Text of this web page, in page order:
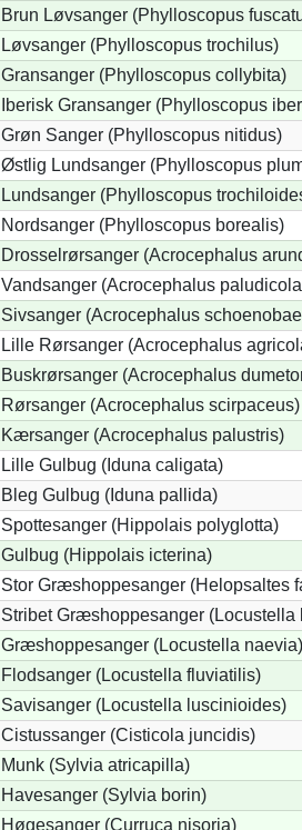
Brun Løvsanger (Phylloscopus
Løvsanger (Phylloscopus trochilus)
Gransanger (Phylloscopus collybita)
Iberisk Gransanger (Phylloscopus
Grøn Sanger (Phylloscopus nitidus)
Østlig Lundsanger (Phylloscopus
Lundsanger (Phylloscopus
Nordsanger (Phylloscopus borealis)
Drosselrørsanger (Acrocephalus
Vandsanger (Acrocephalus
Sivsanger (Acrocephalus
Lille Rørsanger (Acrocephalus
Buskrørsanger (Acrocephalus
Rørsanger (Acrocephalus scirpaceus)
Kærsanger (Acrocephalus palustris)
Lille Gulbug (Iduna caligata)
Bleg Gulbug (Iduna pallida)
Spottesanger (Hippolais polyglotta)
Gulbug (Hippolais icterina)
Stor Græshoppesanger (Helopsaltes
Stribet Græshoppesanger (Locustella
Græshoppesanger (Locustella naevia)
Flodsanger (Locustella fluviatilis)
Savisanger (Locustella luscinioides)
Cistussanger (Cisticola juncidis)
Munk (Sylvia atricapilla)
Havesanger (Sylvia borin)
Høgesanger (Curruca nisoria)